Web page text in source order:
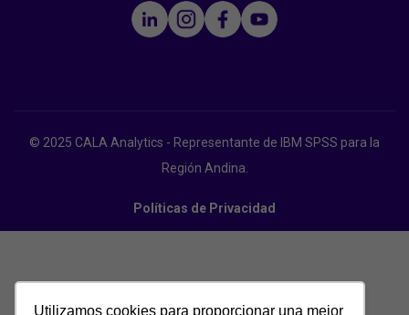
Utilizamos cookies para proporcionar una mejor
© 2025 CALA Analytics - Representante de IBM SPSS para la
Región Andina.
Políticas de Privacidad